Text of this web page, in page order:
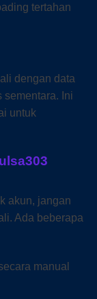
tertahan
dengan data
sementara. Ini
untuk
akun, jangan
Ada beberapa
manual